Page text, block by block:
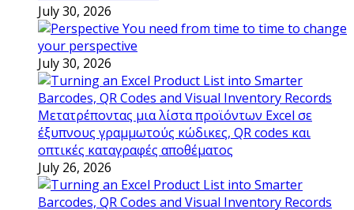
July 30, 2026
You need from time to time to change
your perspective
July 30, 2026
Μετατρέποντας μια λίστα προϊόντων Excel σε
έξυπνους γραμμωτούς κώδικες, QR codes και
οπτικές καταγραφές αποθέματος
July 26, 2026